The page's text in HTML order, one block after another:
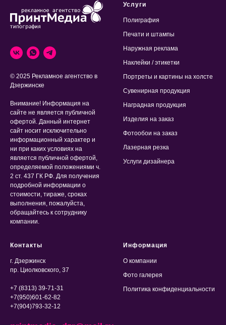
© 2025 Рекламное агентство в
Дзержинске
Внимание! Информация на
сайте не является публичной
офертой. Данный интернет
сайт носит исключительно
информационный характер и
ни при каких условиях на
является публичной офертой,
определяемой положениями ч.
2 ст. 437 ГК РФ. Для получения
подробной информации о
стоимости, тираже, сроках
выполнения, пожалуйста,
обращайтесь к сотруднику
компании.
Услуги
Полиграфия
Печати и штампы
Наружная реклама
Наклейки / этикетки
Портреты и картины на холсте
Сувенирная продукция
Наградная продукция
Изделия на заказ
Фотообои на заказ
Лазерная резка
Услуги дизайнера
Контакты
г. Дзержинск
пр. Циолковского, 37
+7 (8313) 39-71-31
+7(950)601-62-82
+7(904)793-32-12
Информация
О компании
Фото галерея
Политика конфиденциальности